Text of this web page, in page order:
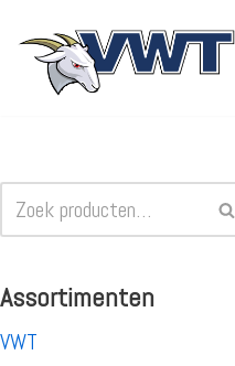
Ga
Assortimenten
VWT